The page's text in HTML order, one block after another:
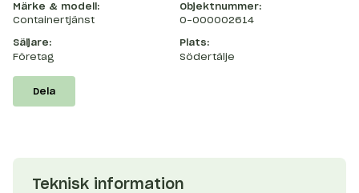
Märke & modell:
Containertjänst
Objektnummer:
O-000002614
Säljare:
Företag
Plats:
Södertälje
Dela
Teknisk information